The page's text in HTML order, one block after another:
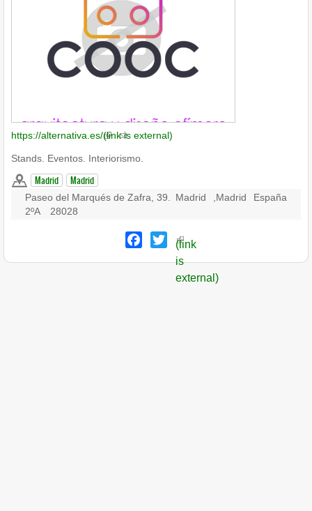
https://alternativa.es/(link is external)
Stands. Eventos. Interiorismo.
Madrid Madrid
Paseo del Marqués de Zafra, 39.
2ºA
28028
Madrid Madrid España
Facebook
Twitter
(link
is
external)